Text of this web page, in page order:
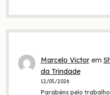
Marcelo Victorem
da Trindade
12/05/2026
Parabéns pelo trabalho